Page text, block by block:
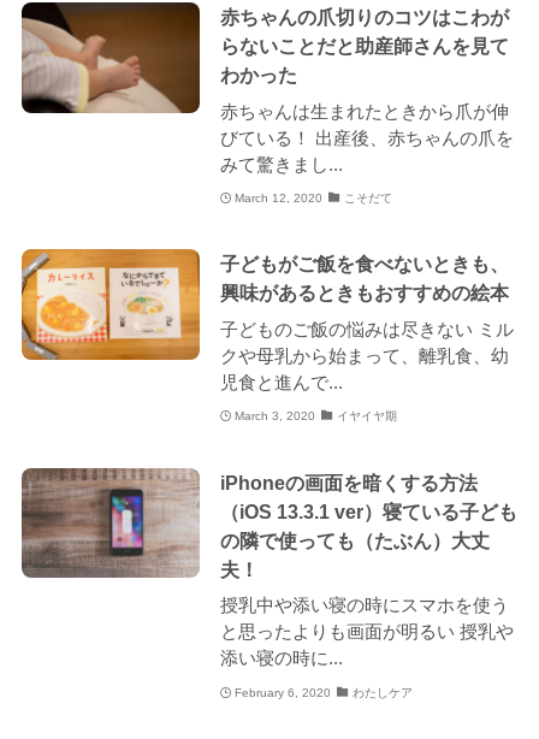
赤ちゃんの爪切りのコツはこわが
らないことだと助産師さんを見て
わかった
赤ちゃんは生まれたときから爪が伸
びている！ 出産後、赤ちゃんの爪を
みて驚きまし...
March 12, 2020 こそだて
子どもがご飯を食べないときも、
興味があるときもおすすめの絵本
子どものご飯の悩みは尽きない ミル
クや母乳から始まって、離乳食、幼
児食と進んで...
March 3, 2020 イヤイヤ期
iPhoneの画面を暗くする方法
（iOS 13.3.1 ver）寝ている子ども
の隣で使っても（たぶん）大丈
夫！
授乳中や添い寝の時にスマホを使う
と思ったよりも画面が明るい 授乳や
添い寝の時に...
February 6, 2020 わたしケア